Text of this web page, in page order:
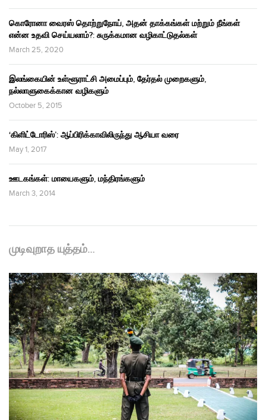
கொரோனா வைரஸ் தொற்றுநோய், அதன் தாக்கங்கள் மற்றும் நீங்கள்
என்ன உதவி செய்யலாம்?: சுருக்கமான வழிகாட்டுதல்கள்
March 25, 2020
இலங்கையின் உள்ளூராட்சி அமைப்பும், தேர்தல் முறைகளும்,
நல்லாளுகைக்கான வழிகளும்
October 5, 2015
‘கிளிட்டோரிஸ்’: ஆப்பிரிக்காவிலிருந்து ஆசியா வரை
May 1, 2017
ஊடகங்கள்: மாயைகளும், மந்திரங்களும்
March 3, 2014
முடிவுறாத யுத்தம்…